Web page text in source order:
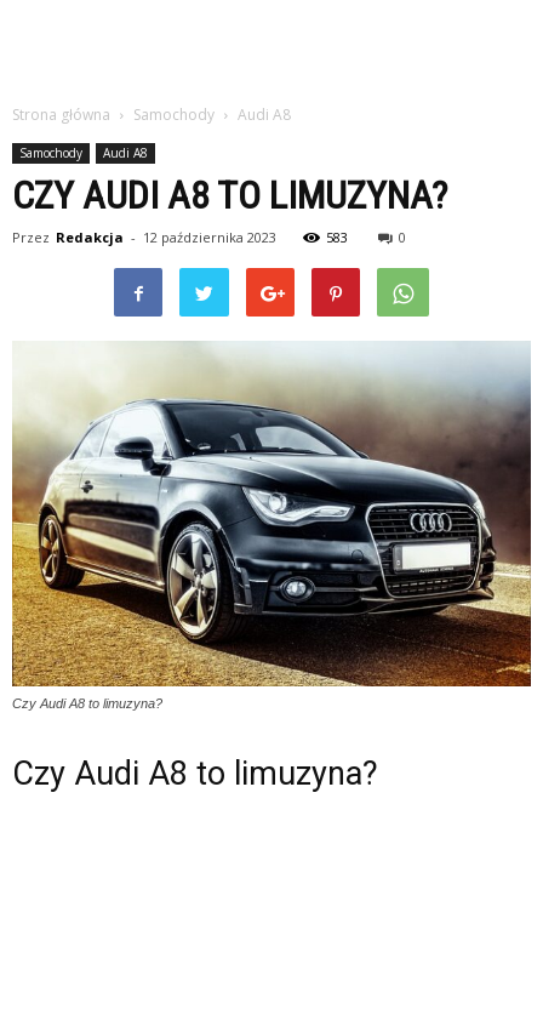
Strona główna Samochody Audi A8
Samochody Audi A8
CZY AUDI A8 TO LIMUZYNA?
Przez Redakcja - 12 października 2023 583 0
Czy Audi A8 to limuzyna?
Czy Audi A8 to limuzyna?